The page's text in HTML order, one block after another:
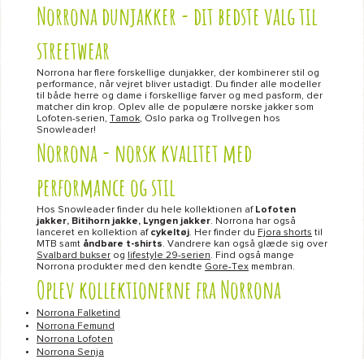
Norrona dunjakker - dit bedste valg til
streetwear
Norrona har flere forskellige dunjakker, der kombinerer stil og
performance, når vejret bliver ustadigt. Du finder alle modeller
til både herre og dame i forskellige farver og med pasform, der
matcher din krop. Oplev alle de populære norske jakker som
Lofoten-serien, Tamok, Oslo parka og Trollvegen hos
Snowleader!
Norrona - norsk kvalitet med
performance og stil
Hos Snowleader finder du hele kollektionen af Lofoten
jakker, Bitihorn jakke, Lyngen jakker. Norrona har også
lanceret en kollektion af cykeltøj. Her finder du Fjora shorts til
MTB samt åndbare t-shirts. Vandrere kan også glæde sig over
Svalbard bukser og lifestyle 29-serien. Find også mange
Norrona produkter med den kendte Gore-Tex membran.
Oplev kollektionerne fra Norrona
Norrona Falketind
Norrona Femund
Norrona Lofoten
Norrona Senja